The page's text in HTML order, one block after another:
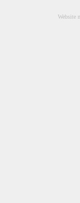
Website